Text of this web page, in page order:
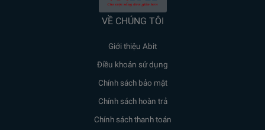
VỀ CHÚNG TÔI
Giới thiệu Abit
Điều khoản sử dụng
Chính sách bảo mật
Chính sách hoàn trả
Chính sách thanh toán